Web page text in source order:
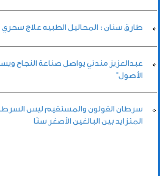
طارق سنان : المحاليل الطبيه علاج سحري
عبدالعزيز مندني يواصل صناعة النجاح
الأصول”
سرطان القولون والمستقيم ليس
المتزايد بين البالغين الأصغر سنًا